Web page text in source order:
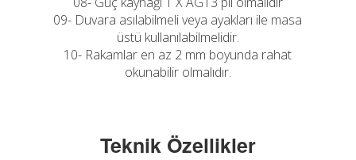
09- Duvara asılabilmeli veya ayakları ile masa
üstü kullanılabilmelidir.
10- Rakamlar en az 2 mm boyunda rahat
okunabilir olmalıdır.
Teknik Özellikler